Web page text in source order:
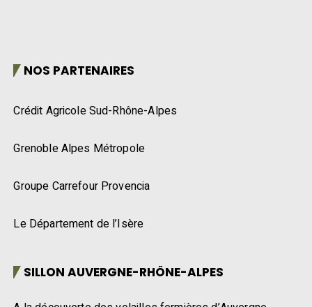
NOS PARTENAIRES
Crédit Agricole Sud-Rhône-Alpes
Grenoble Alpes Métropole
Groupe Carrefour Provencia
Le Département de l’Isère
SILLON AUVERGNE-RHÔNE-ALPES